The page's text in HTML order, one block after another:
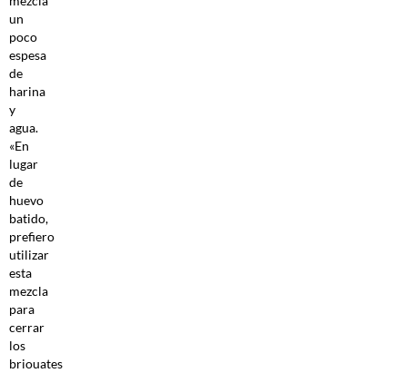
un
poco
espesa
de
harina
y
agua.
«En
lugar
de
huevo
batido,
prefiero
utilizar
esta
mezcla
para
cerrar
los
briouates